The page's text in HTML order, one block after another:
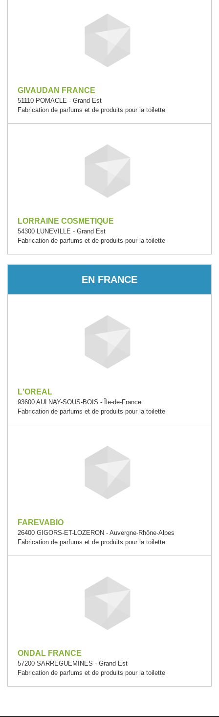
GIVAUDAN FRANCE
51110 POMACLE - Grand Est
Fabrication de parfums et de produits pour la toilette
LORRAINE COSMETIQUE
54300 LUNEVILLE - Grand Est
Fabrication de parfums et de produits pour la toilette
EN FRANCE
L'OREAL
93600 AULNAY-SOUS-BOIS - Île-de-France
Fabrication de parfums et de produits pour la toilette
FAREVABIO
26400 GIGORS-ET-LOZERON - Auvergne-Rhône-Alpes
Fabrication de parfums et de produits pour la toilette
ONDAL FRANCE
57200 SARREGUEMINES - Grand Est
Fabrication de parfums et de produits pour la toilette